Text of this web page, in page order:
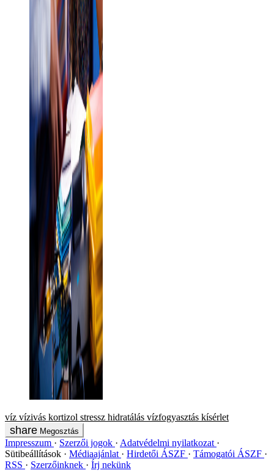
víz vízivás kortizol stressz hidratálás vízfogyasztás kísérlet
Megosztás
Impresszum Szerzői jogok
Adatvédelmi nyilatkozat
Sütibeállítások
Médiaajánlat Hirdetői ÁSZF
Támogatói ÁSZF
RSS
Szerzőinknek Írj nekünk